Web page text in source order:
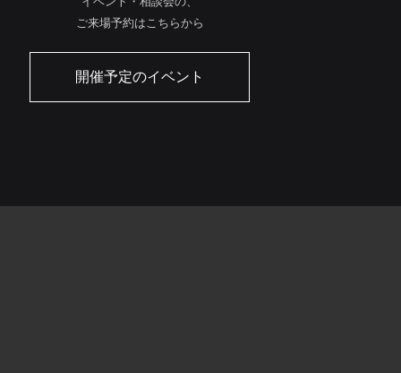
ご来場予約はこちらから
開催予定のイベント